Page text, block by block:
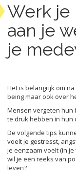
Werk je
aan je
je
Het is belangrijk om
being maar ook over
Mensen vergeten hun
te druk hebben in hun
De volgende tips
voelt je gestresst,
je eenzaam voelt (in
wil je een reeks van
leven?